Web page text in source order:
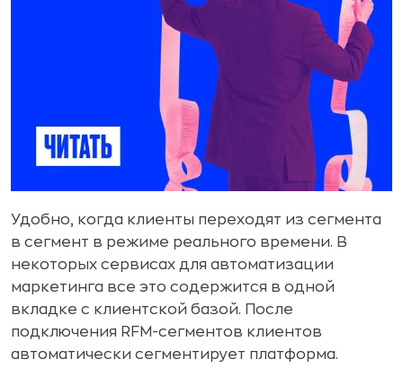
Удобно, когда клиенты переходят из сегмента
в сегмент в режиме реального времени. В
некоторых сервисах для автоматизации
маркетинга все это содержится в одной
вкладке с клиентской базой. После
подключения RFM-сегментов клиентов
автоматически сегментирует платформа.